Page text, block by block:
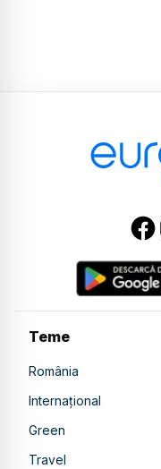
Teme
România
Internațional
Green
Travel